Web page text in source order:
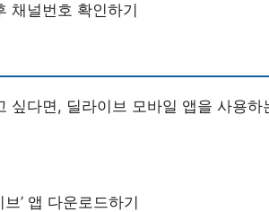
채널번호 확인하기
싶다면, 딜라이브 모바일 앱을 사용하
’ 앱 다운로드하기